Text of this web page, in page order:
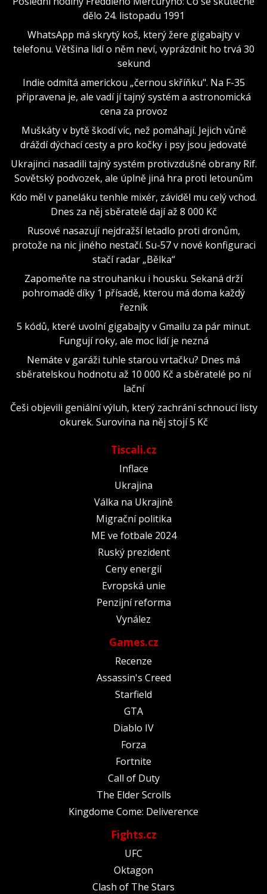
dělo 24. listopadu 1991
WhatsApp má skrytý koš, který žere gigabajty v
telefonu. Většina lidí o něm neví, vyprázdnit ho trvá 30
sekund
Indie odmítá americkou „černou skříňku". Na F-35
připravena je, ale vadí jí tajný systém a astronomická
cena za provoz
Muškáty v bytě škodí víc, než pomáhají. Jejich vůně
dráždí dýchací cesty a pro kočky i psy jsou jedovaté
Ukrajinci nasadili tajný systém protivzdušné obrany Rif.
Sovětský podvozek, ale úplně jiná hra proti letounům
Kdo měl v paneláku tenhle mixér, záviděl mu celý vchod.
Dnes za něj sběratelé dají až 8 000 Kč
Rusové nasazují nejdražší letadlo proti dronům,
protože na nic jiného nestačí. Su-57 v nové konfiguraci
stačí radar „Bělka“
Zapomeňte na strouhanku i housku. Sekaná drží
pohromadě díky 1 přísadě, kterou má doma každý
řezník
5 kódů, které uvolní gigabajty v Gmailu za pár minut.
Fungují roky, ale moc lidí je nezná
Nemáte v garáži tuhle starou vrtačku? Dnes má
sběratelskou hodnotu až 10 000 Kč a sběratelé po ní
lační
Češi objevili geniální výluh, který zachrání schnoucí listy
okurek. Surovina na něj stojí 5 Kč
Tiscali.cz
Inflace
Ukrajina
Válka na Ukrajině
Migrační politika
ME ve fotbale 2024
Ruský prezident
Ceny energií
Evropská unie
Penzijní reforma
Vynález
Games.cz
Recenze
Assassin's Creed
Starfield
GTA
Diablo IV
Forza
Fortnite
Call of Duty
The Elder Scrolls
Kingdome Come: Deliverence
Fights.cz
UFC
Oktagon
Clash of The Stars